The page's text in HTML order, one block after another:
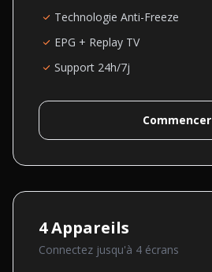
Technologie Anti-Freeze
EPG + Replay TV
Support 24h/7j
Commencer
4Appareils
Connectez jusqu'à 4 écrans